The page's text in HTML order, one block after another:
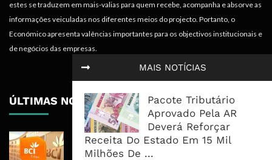
MAIS NOTÍCIAS
Pacote Tributário
Aprovado Pela AR
Deverá Reforçar
Receita Do Estado Em 15 Mil
Milhões De ...
estes se traduzem em mais-valias para quem recebe, acompanha e absorve as
informações veiculadas nos diferentes meios do projecto. Portanto, o
Económico apresenta valências importantes para os objectivos institucionais e
de negócios das empresas.
ÚLTIMAS NOTÍCIAS
BCI Lucra 3,34 Mil Milhões De
Meticais, Mas Crédito A Clientes